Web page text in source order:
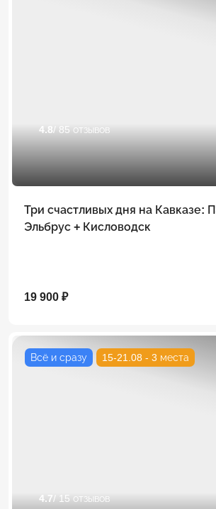
4.8/ 85 отзывов
Три счастливых дня на Кавказе:
Эльбрус + Кисловодск
19 900 ₽
Всё и сразу 15-21.08 - 3 места
4.7/ 15 отзывов